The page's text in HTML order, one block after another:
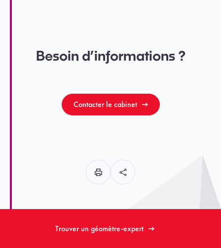
Besoin d’informations ?
Contacter le cabinet
Trouver un géomètre-expert